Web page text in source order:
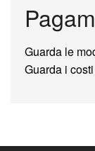
Guarda le
Guarda i